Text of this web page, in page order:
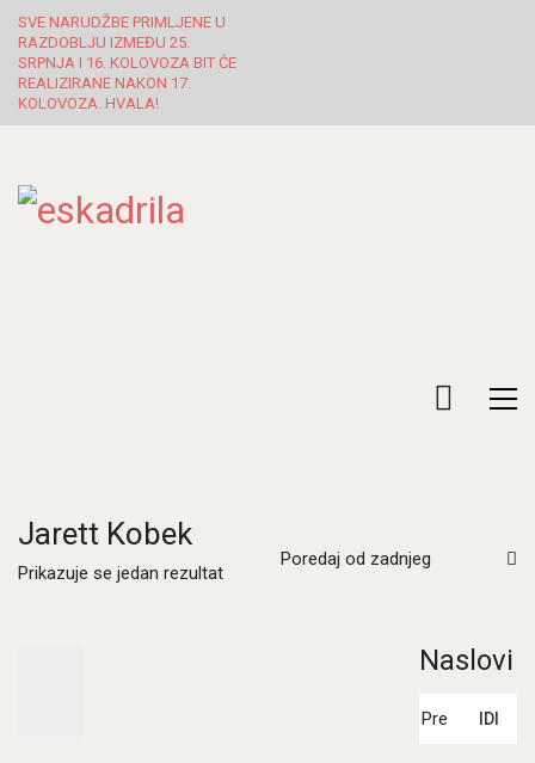
SVE NARUDŽBE PRIMLJENE U
RAZDOBLJU IZMEĐU 25.
SRPNJA I 16. KOLOVOZA BIT ĆE
REALIZIRANE NAKON 17.
KOLOVOZA. HVALA!
Jarett Kobek
Prikazuje se jedan rezultat
Poredaj od zadnjeg
Naslovi
IDI